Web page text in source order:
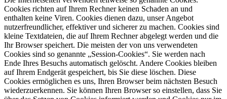
Cookies richten auf Ihrem Rechner keinen Schaden an und
enthalten keine Viren. Cookies dienen dazu, unser Angebot
nutzerfreundlicher, effektiver und sicherer zu machen. Cookies sind
kleine Textdateien, die auf Ihrem Rechner abgelegt werden und die
Ihr Browser speichert. Die meisten der von uns verwendeten
Cookies sind so genannte „Session-Cookies“. Sie werden nach
Ende Ihres Besuchs automatisch gelöscht. Andere Cookies bleiben
auf Ihrem Endgerät gespeichert, bis Sie diese löschen. Diese
Cookies ermöglichen es uns, Ihren Browser beim nächsten Besuch
wiederzuerkennen. Sie können Ihren Browser so einstellen, dass Sie